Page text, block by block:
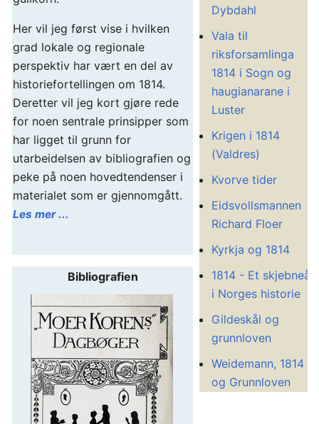
Her vil jeg først vise i hvilken
grad lokale og regionale
perspektiv har vært en del av
historiefortellingen om 1814.
Deretter vil jeg kort gjøre rede
for noen sentrale prinsipper som
har ligget til grunn for
utarbeidelsen av bibliografien og
peke på noen hovedtendenser i
materialet som er gjennomgått.
Les mer ...
Bibliografien
Dybdahl
Vala til
riksforsamlinga
1814 i Sogn og
haugianarane i
Luster
Krigen i 1814
(Valdres)
Kvorve tider
Eidsvollsmannen
Richard Floer
Kyrkja og 1814
1814 - Et skjebneår
i Norges historie
Gildeskål og
grunnloven
Weidemann, 1814
og Grunnloven